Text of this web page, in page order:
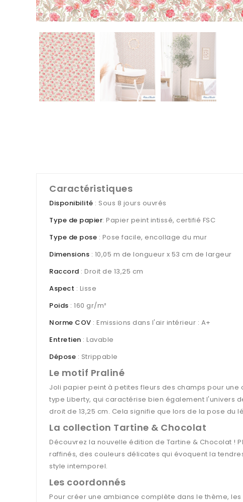
Caractéristiques
Disponibilité : Sous 8 jours ouvrés
Type de papier: Papier peint intissé, certifié FSC
Type de pose : Pose facile, encollage du mur
Dimensions : 10,05 m de longueur x 53 cm de largeur
Raccord : Droit de 13,25 cm
Aspect : Lisse
Poids : 160 gr/m²
Norme COV : Emissions dans l'air intérieur : A+
Entretien : Lavable
Dépose : Strippable
Le motif Praliné
Joli papier peint à petites fleurs des champs pour
type Liberty, qui caractérise bien également l'univers
droit de 13,25 cm. Cela signifie que lors de la pose
La collection Tartine & Chocolat
Découvrez la nouvelle édition de Tartine & Chocolat !
raffinés, des couleurs délicates qui évoquent la
style intemporel.
Les coordonnés
Pour créer une ambiance complète dans le thème,